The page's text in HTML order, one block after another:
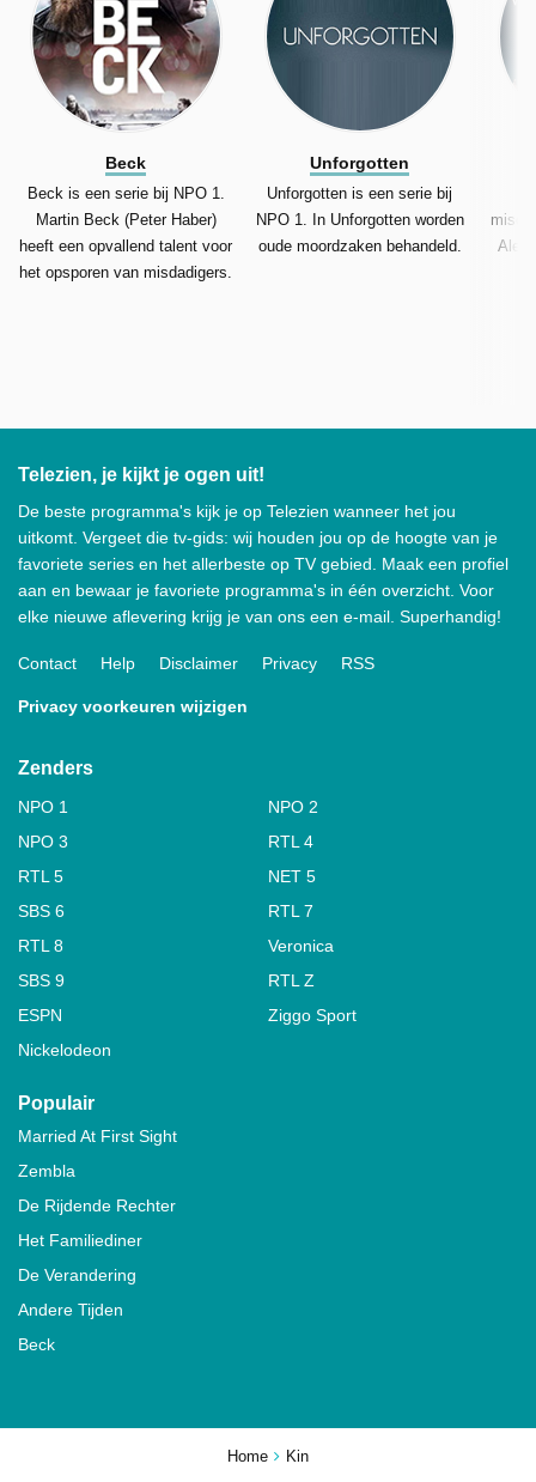
Home Kin
Beck
Beck is een serie bij NPO 1.
Martin Beck (Peter Haber)
heeft een opvallend talent voor
het opsporen van misdadigers.
Unforgotten
Unforgotten is een serie bij
NPO 1. In Unforgotten worden
oude moordzaken behandeld.
Telezien, je kijkt je ogen uit!
De beste programma's kijk je op Telezien wanneer het jou
uitkomt. Vergeet die tv-gids: wij houden jou op de hoogte van je
favoriete series en het allerbeste op TV gebied. Maak een profiel
aan en bewaar je favoriete programma's in één overzicht. Voor
elke nieuwe aflevering krijg je van ons een e-mail. Superhandig!
Contact Help Disclaimer Privacy RSS
Privacy voorkeuren wijzigen
Zenders
NPO 1
NPO 2
NPO 3
RTL 4
RTL 5
NET 5
SBS 6
RTL 7
RTL 8
Veronica
SBS 9
RTL Z
ESPN
Ziggo Sport
Nickelodeon
Populair
Married At First Sight
Zembla
De Rijdende Rechter
Het Familiediner
De Verandering
Andere Tijden
Beck